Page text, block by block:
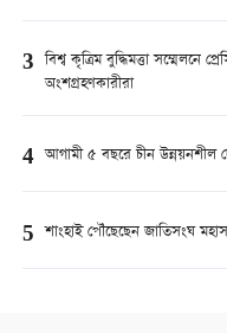
3 বিশ্ব কৃত্রিম বুদ্ধিমত্তা সম্মেলনে
অংশগ্রহণকারীরা
4 আগামী ৫ বছরে চীন উন্নয়নশীল
5 শাংহাই পৌঁছেছেন জাতিসংঘ